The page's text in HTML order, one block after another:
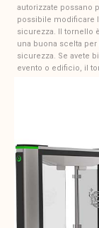
autorizzate possano
possibile modificare
sicurezza. Il tornello
una buona scelta
sicurezza. Se avete
evento o edificio, il